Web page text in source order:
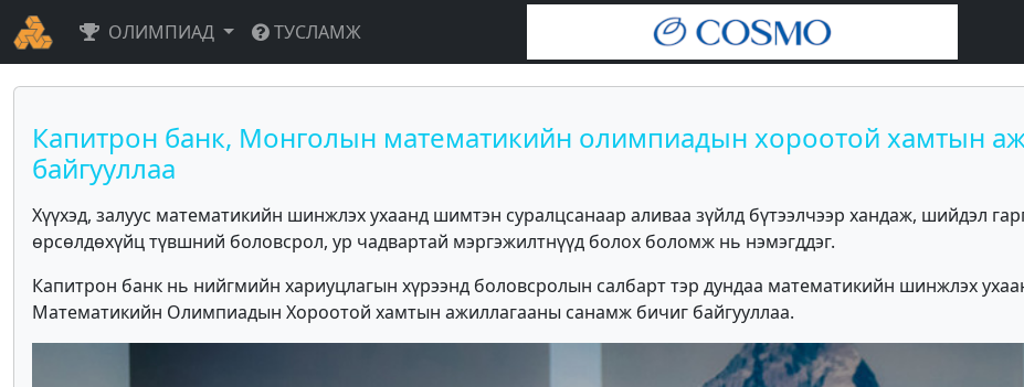
ОЛИМПИАД ТУСЛАМЖ
Капитрон банк, Монголын математикийн олимпиадын хороотой хамтын
байгууллаа
Хүүхэд, залуус математикийн шинжлэх ухаанд шимтэн суралцсанаар аливаа зүйлд бүтээлчээр хандаж, шийдэл
өрсөлдөхүйц түвшний боловсрол, ур чадвартай мэргэжилтнүүд болох боломж нь нэмэгддэг.
Капитрон банк нь нийгмийн хариуцлагын хүрээнд боловсролын салбарт тэр дундаа математикийн шинжлэх
Математикийн Олимпиадын Хороотой хамтын ажиллагааны санамж бичиг байгууллаа.